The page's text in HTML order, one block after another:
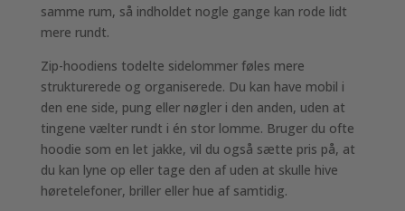
samme rum, så indholdet nogle gange kan rode lidt
mere rundt.
Zip-hoodiens todelte sidelommer føles mere
strukturerede og organiserede. Du kan have mobil i
den ene side, pung eller nøgler i den anden, uden at
tingene vælter rundt i én stor lomme. Bruger du ofte
hoodie som en let jakke, vil du også sætte pris på, at
du kan lyne op eller tage den af uden at skulle hive
høretelefoner, briller eller hue af samtidig.